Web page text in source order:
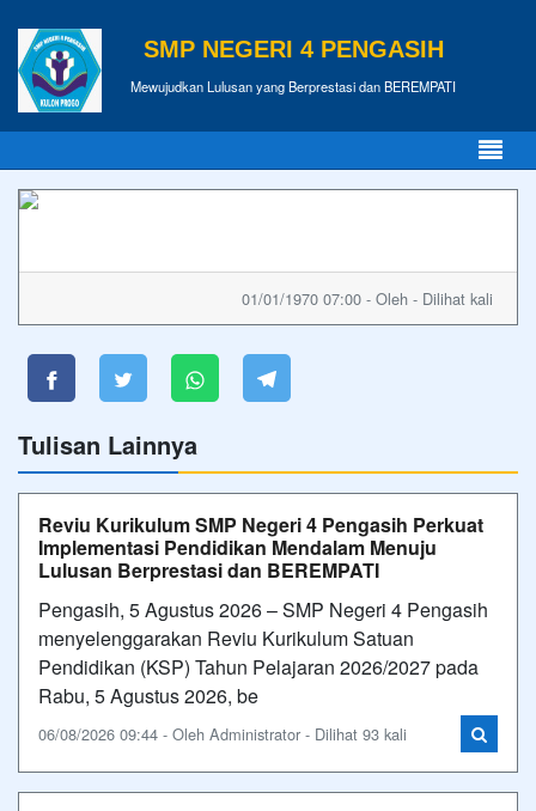
SMP NEGERI 4 PENGASIH
Mewujudkan Lulusan yang Berprestasi dan BEREMPATI
01/01/1970 07:00 - Oleh - Dilihat kali
Tulisan Lainnya
Reviu Kurikulum SMP Negeri 4 Pengasih Perkuat
Implementasi Pendidikan Mendalam Menuju
Lulusan Berprestasi dan BEREMPATI
Pengasih, 5 Agustus 2026 – SMP Negeri 4 Pengasih
menyelenggarakan Reviu Kurikulum Satuan
Pendidikan (KSP) Tahun Pelajaran 2026/2027 pada
Rabu, 5 Agustus 2026, be
06/08/2026 09:44 - Oleh Administrator - Dilihat 93 kali